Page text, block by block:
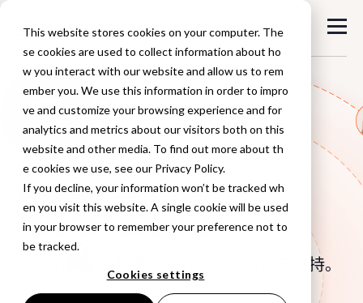
This website stores cookies on your computer. The
se cookies are used to collect information about ho
w you interact with our website and allow us to rem
ember you. We use this information in order to impro
ve and customize your browsing experience and for
analytics and metrics about our visitors both on this
website and other media. To find out more about th
e cookies we use, see our Privacy Policy.
If you decline, your information won’t be tracked wh
en you visit this website. A single cookie will be used
in your browser to remember your preference not to
be tracked.
Cookies settings
联系我们
我们的团队将帮助您获取合适的资源与支持。